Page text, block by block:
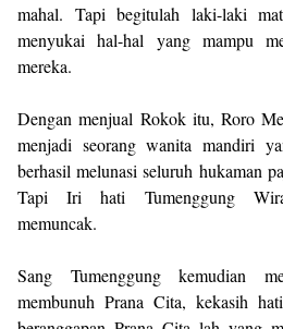
mahal. Tapi begitulah laki-laki
menyukai hal-hal yang mampu
mereka.
Dengan menjual Rokok itu, Roro
menjadi seorang wanita mandiri
berhasil melunasi seluruh hukaman
Tapi Iri hati Tumenggung
memuncak.
Sang Tumenggung kemudian
membunuh Prana Cita, kekasih